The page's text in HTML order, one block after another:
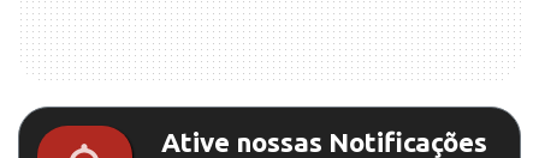
Ative nossas Notificações